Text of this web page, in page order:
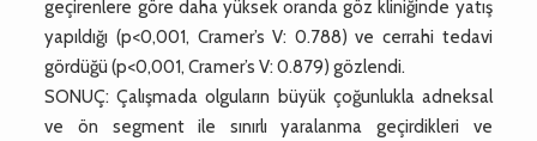
geçirenlere göre daha yüksek oranda göz kliniğinde yatış
yapıldığı (p<0,001, Cramer’s V: 0.788) ve cerrahi tedavi
gördüğü (p<0,001, Cramer’s V: 0.879) gözlendi.
SONUÇ: Çalışmada olguların büyük çoğunlukla adneksal
ve ön segment ile sınırlı yaralanma geçirdikleri ve